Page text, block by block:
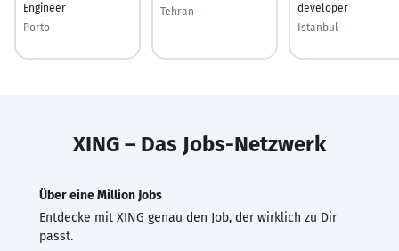
Engineer
Porto
Tehran
developer
Istanbul
XING – Das Jobs-Netzwerk
Über eine Million Jobs
Entdecke mit XING genau den Job, der wirklich zu Dir
passt.